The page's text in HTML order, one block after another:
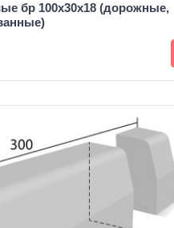
бр 100х30х18 (дорожные,